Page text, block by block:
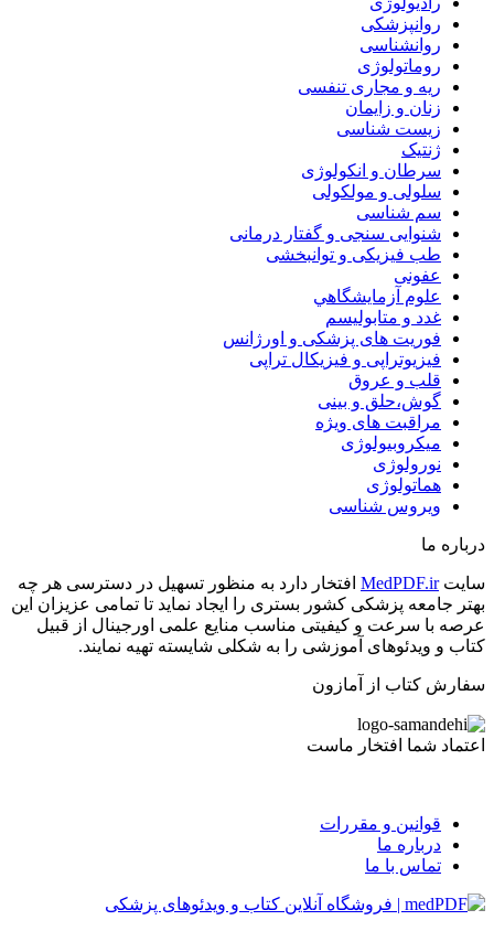
روانپزشکی
روانشناسی
روماتولوژی
ریه و مجاری تنفسی
زنان و زایمان
زیست شناسی
ژنتیک
سرطان و انکولوژی
سلولی و مولکولی
سم شناسی
شنوایی سنجی و گفتار درمانی
طب فیزیکی و توانبخشی
عفونی
علوم آزمايشگاهي
غدد و متابولیسم
فوریت های پزشکی و اورژانس
فیزیوتراپی و فیزیکال تراپی
قلب و عروق
گوش،حلق و بینی
مراقبت های ویژه
میکروبیولوژی
نورولوژی
هماتولوژی
ویروس شناسی
درباره ما
سایتMedPDF.ir افتخار دارد به منظور تسهیل در دسترسی هر چه
بهتر جامعه پزشکی کشور بستری را ایجاد نماید تا تمامی عزیزان این
عرصه با سرعت و کیفیتی مناسب منایع علمی اورجینال از قبیل
کتاب و ویدئوهای آموزشی را به شکلی شایسته تهیه نمایند.
سفارش کتاب از آمازون
اعتماد شما افتخار ماست
قوانین و مقررات
درباره ما
تماس با ما